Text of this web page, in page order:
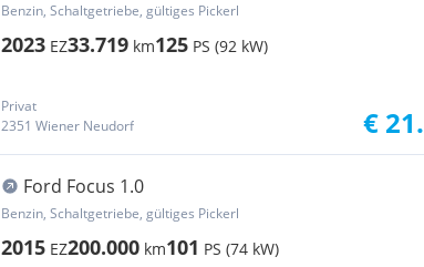
Benzin, Schaltgetriebe, gültiges Pickerl
2023 EZ33.719 km125 PS (92 kW)
Privat
2351 Wiener Neudorf
€
Ford Focus 1.0
Benzin, Schaltgetriebe, gültiges Pickerl
2015 EZ200.000 km101 PS (74 kW)